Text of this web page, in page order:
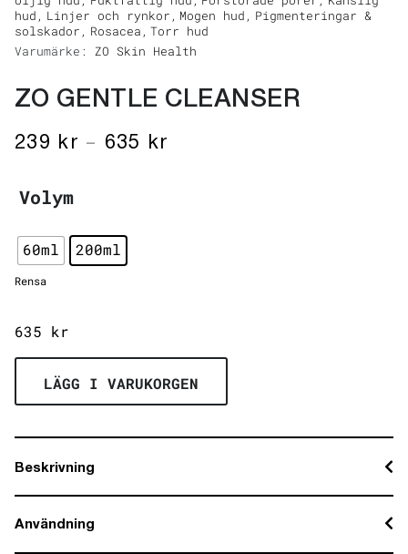
hud, Linjer och rynkor, Mogen hud, Pigmenteringar &
solskador, Rosacea, Torr hud
Varumärke: ZO Skin Health
ZO GENTLE CLEANSER
239 kr – 635 kr
Volym
60ml 200ml
Rensa
635 kr
LÄGG I VARUKORGEN
Beskrivning
Användning